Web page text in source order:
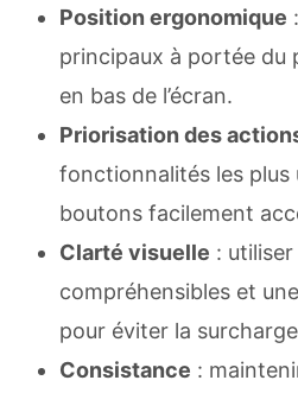
Position ergonomique
principaux à portée du
en bas de l’écran.
Priorisation des
fonctionnalités les plus
boutons facilement
Clarté visuelle :
compréhensibles et
pour éviter la
Consistance :